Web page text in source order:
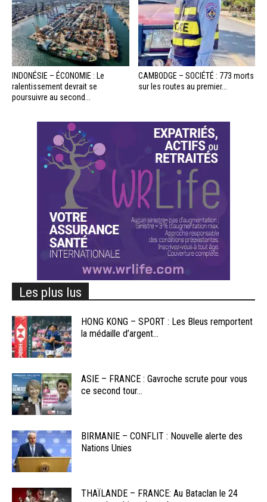
INDONÉSIE – ÉCONOMIE : Le
ralentissement devrait se
poursuivre au second...
CAMBODGE – SOCIÉTÉ : 773 morts
sur les routes au premier...
Les plus lus
HONG KONG – SPORT : Les Bleus remportent
la médaille d’argent...
ASIE – FRANCE : Gavroche scrute pour vous
ce second tour...
BIRMANIE – CONFLIT : Nouvelle alerte des
Nations Unies
THAÏLANDE – FRANCE: Au Bataclan le 24